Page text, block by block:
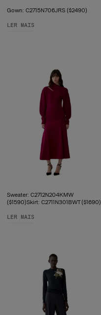
Gown: C2715N706JRS ($2490)
LER MAIS
Sweater: C2712N204KMW
($1590)Skirt: C2711N301BWT ($1690)
LER MAIS